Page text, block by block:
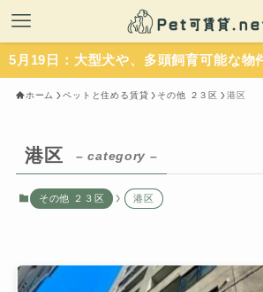
：大型犬や、多頭飼育可能な物件を１
ホーム ペットと住める賃貸 その他 ２３区 港区
港区 – category –
その他 ２３区 港区